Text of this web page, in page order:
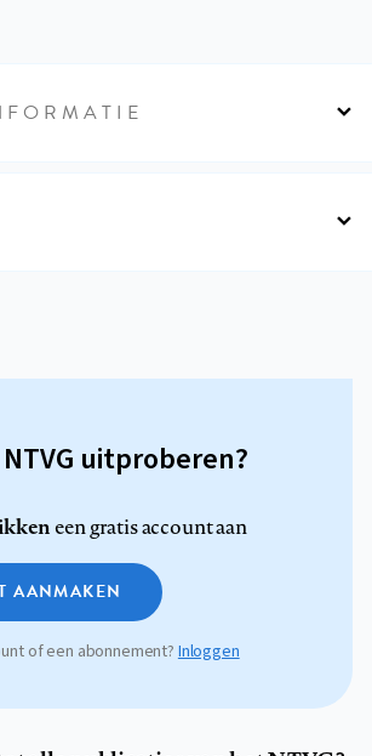
uitproberen?
een gratis account aan
AANMAKEN
of een abonnement?Inloggen